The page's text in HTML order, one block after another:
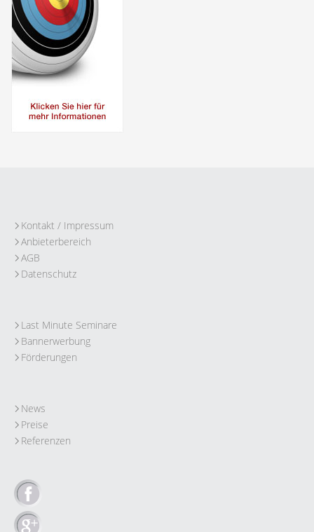
Kontakt / Impressum
Anbieterbereich
AGB
Datenschutz
Last Minute Seminare
Bannerwerbung
Förderungen
News
Preise
Referenzen